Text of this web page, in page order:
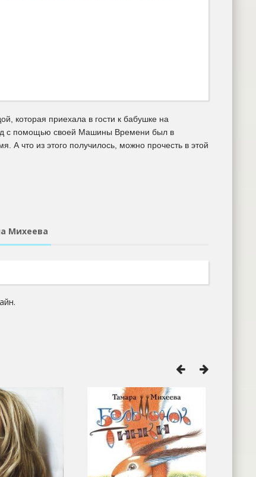
которая приехала в гости к бабушке на
с помощью своей Машины Времени был в
А что из этого получилось, можно прочесть в этой
Михеева